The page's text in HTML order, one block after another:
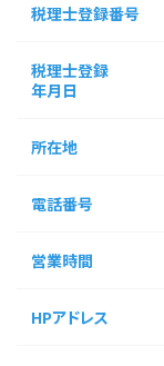
税理士登録番号
税理士登録
年月日
所在地
電話番号
営業時間
HPアドレス